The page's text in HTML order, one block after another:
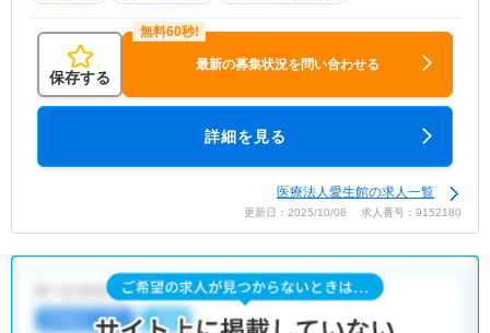
保存する
最新の募集状況を問い合わせる
詳細を見る
医療法人愛生館の求人一覧
更新日：2025/10/08 求人番号：9152180